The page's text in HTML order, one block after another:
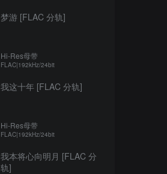
梦游 [FLAC 分轨]
Hi-Res母带
FLAC|192kHz/24bit
我这十年 [FLAC 分轨]
Hi-Res母带
FLAC|192kHz/24bit
我本将心向明月 [FLAC 分
轨]